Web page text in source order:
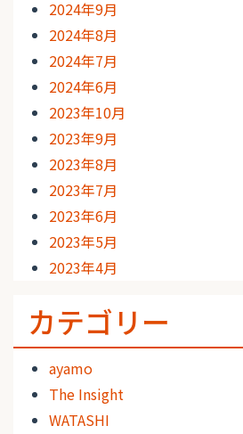
2024年9月
2024年8月
2024年7月
2024年6月
2023年10月
2023年9月
2023年8月
2023年7月
2023年6月
2023年5月
2023年4月
カテゴリー
ayamo
The Insight
WATASHI